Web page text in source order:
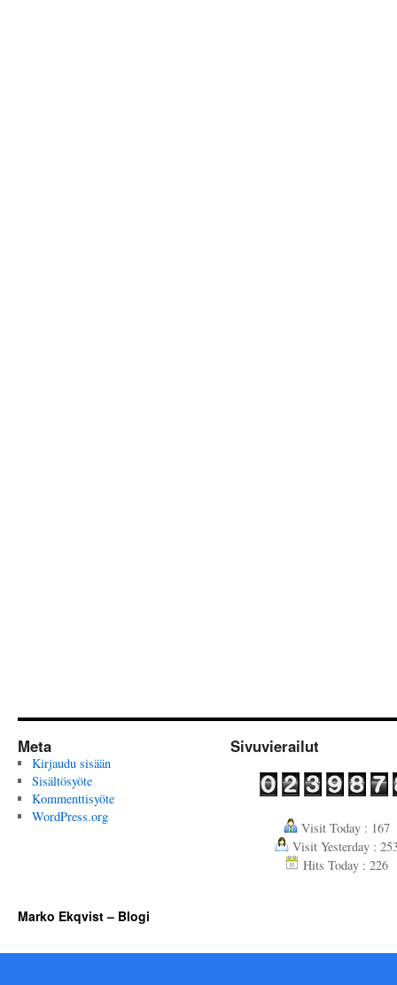
Meta
Kirjaudu sisään
Sisältösyöte
Kommenttisyöte
WordPress.org
Sivuvierailut
Visit Today : 167
Visit Yesterday :
Hits Today : 226
Marko Ekqvist – Blogi